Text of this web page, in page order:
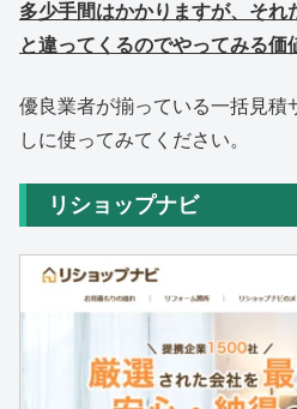
多少手間はかかりますが、それ
と違ってくるのでやってみる価
優良業者が揃っている一括見積
しに使ってみてください。
リショップナビ